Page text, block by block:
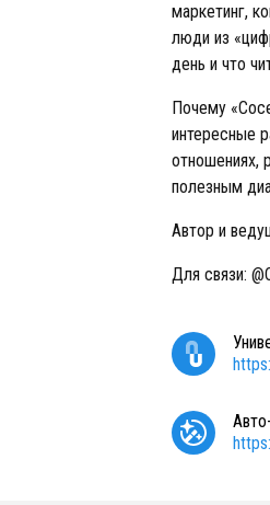
маркетинг,
люди из
день и что
Почему
интересные
отношениях,
полезным
Автор и
Для связи: